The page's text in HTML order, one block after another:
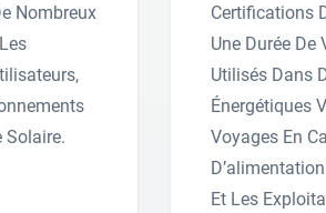
Nombreux
Solaire.
Certifications
Une Durée
Utilisés Dans
Énergétiques
Voyages En
Et Les